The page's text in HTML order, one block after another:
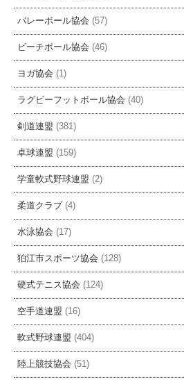
バレーボール協会 (57)
ビーチボール協会 (46)
ヨガ協会 (1)
ラグビーフットボール協会 (40)
剣道連盟 (381)
卓球連盟 (159)
学童軟式野球連盟 (2)
柔道クラブ (4)
水泳協会 (17)
狛江市スポーツ協会 (128)
硬式テニス協会 (124)
空手道連盟 (16)
軟式野球連盟 (404)
陸上競技協会 (51)